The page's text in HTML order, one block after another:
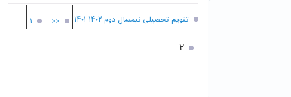
تقویم تحصیلی نیمسال دوم ۱۴۰۲-۱۴۰۱ << ۱
۲